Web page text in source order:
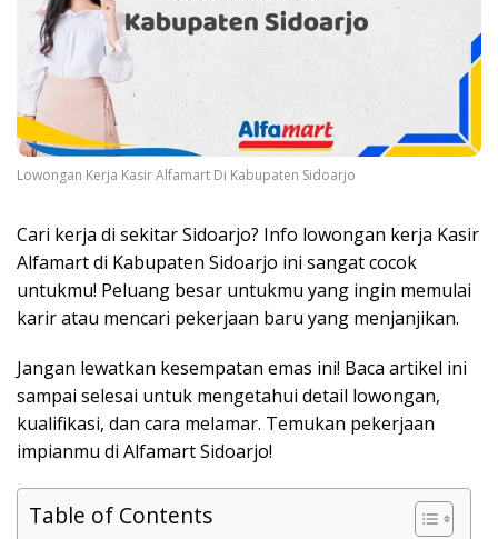
Lowongan Kerja Kasir Alfamart Di Kabupaten Sidoarjo
Cari kerja di sekitar Sidoarjo? Info lowongan kerja Kasir
Alfamart di Kabupaten Sidoarjo ini sangat cocok
untukmu! Peluang besar untukmu yang ingin memulai
karir atau mencari pekerjaan baru yang menjanjikan.
Jangan lewatkan kesempatan emas ini! Baca artikel ini
sampai selesai untuk mengetahui detail lowongan,
kualifikasi, dan cara melamar. Temukan pekerjaan
impianmu di Alfamart Sidoarjo!
Table of Contents